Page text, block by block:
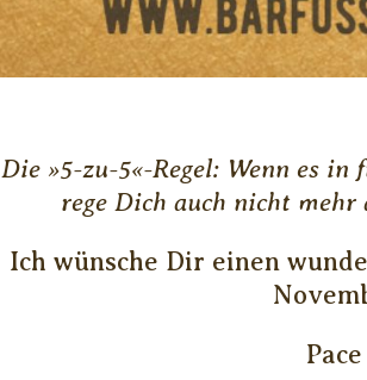
Die »5-zu-5«-Regel: Wenn es
rege Dich auch nicht
Ich wünsche Dir einen